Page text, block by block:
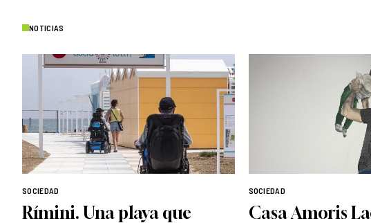
NOTICIAS
SOCIEDAD
Rímini. Una playa que
SOCIEDAD
Casa Amoris